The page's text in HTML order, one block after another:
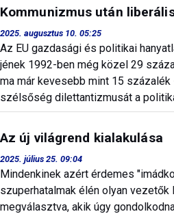
Kommunizmus után
2025. augusztus 10. 05:25
Az EU gazdasági és politikai
jének 1992-ben még közel 29
ma már kevesebb mint 15
szélsőség dilettantizmusát a
Az új világrend kialakulása
2025. július 25. 09:04
Mindenkinek azért érdemes
szuperhatalmak élén olyan
megválasztva, akik úgy